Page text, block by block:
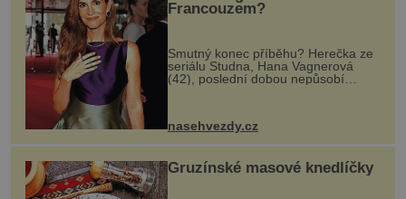
Francouzem?
Smutný konec příběhu? Herečka ze
seriálu Studna, Hana Vagnerová
(42), poslední dobou nepůsobí
nasehvezdy.cz
Gruzínské masové knedlíčky